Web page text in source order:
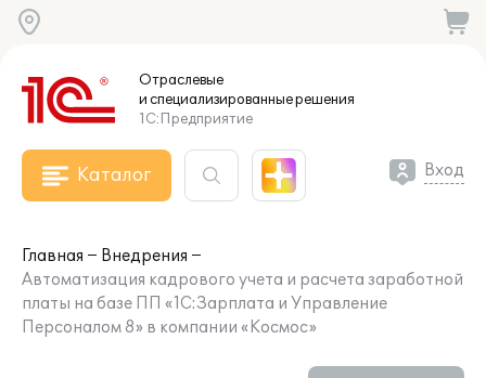
Отраслевые
и специализированныерешения
1С:Предприятие
Каталог Вход
Главная
Внедрения
Автоматизация кадрового учета и расчета заработной
платы на базе ПП «1С:Зарплата и Управление
Персоналом 8» в компании «Космос»